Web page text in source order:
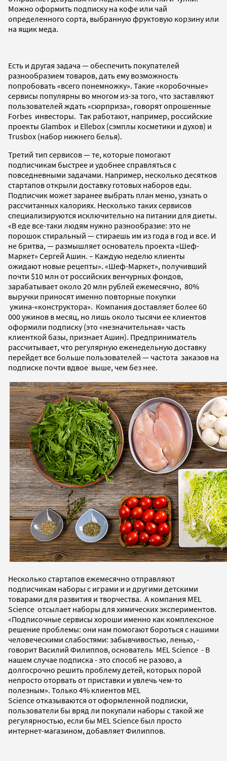
Можно оформить подписку на кофе или чай
определенного сорта, выбранную фруктовую корзину или
на ящик меда.
Есть и другая задача — обеспечить покупателей
разнообразием товаров, дать ему возможность
попробовать «всего понемножку». Такие «коробочные»
сервисы популярны во многом из-за того, что заставляют
пользователей ждать «сюрприза», говорят опрошенные
Forbes инвесторы. Так работают, например, российские
проекты Glambox и Ellebox (сэмплы косметики и духов) и
Trusbox (набор нижнего белья).
Третий тип сервисов — те, которые помогают
подписчикам быстрее и удобнее справляться с
повседневными задачами. Например, несколько десятков
стартапов открыли доставку готовых наборов еды.
Подписчик может заранее выбрать план меню, узнать о
рассчитанных калориях. Несколько таких сервисов
специализируются исключительно на питании для диеты.
«В еде все-таки людям нужно разнообразие: это не
порошок стиральный — стираешь им из года в год и все. И
не бритва, — размышляет основатель проекта «Шеф-
Маркет» Сергей Ашин. – Каждую неделю клиенты
ожидают новые рецепты». «Шеф-Маркет», получивший
почти $10 млн от российских венчурных фондов,
зарабатывает около 20 млн рублей ежемесячно, 80%
выручки приносят именно повторные покупки
ужина-«конструктора». Компания доставляет более 60
000 ужинов в месяц, но лишь около тысячи ее клиентов
оформили подписку (это «незначительная» часть
клиенткой базы, признает Ашин). Предприниматель
рассчитывает, что регулярную еженедельную доставку
перейдет все больше пользователей — частота заказов на
подписке почти вдвое выше, чем без нее.
Несколько стартапов ежемесячно отправляют
подписчикам наборы с играми и и другими детскими
товарами для развития и творчества. А компания MEL
Science отсылает наборы для химических экспериментов.
«Подписочные сервисы хороши именно как комплексное
решение проблемы: они нам помогают бороться с нашими
человеческими слабостями: забывчивостью, ленью, -
говорит Василий Филиппов, основатель MEL Science - В
нашем случае подписка - это способ не разово, а
долгосрочно решить проблему детей, которых порой
непросто оторвать от приставки и увлечь чем-то
полезным». Только 4% клиентов MEL
Science отказываются от оформленной подписки,
пользователи бы вряд ли покупали наборы с такой же
регулярностью, если бы MEL Science был просто
интернет-магазином, добавляет Филиппов.